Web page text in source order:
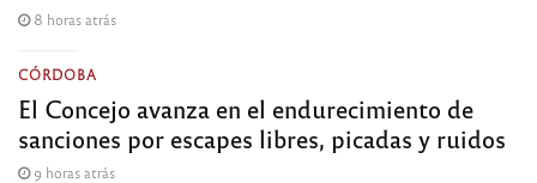
8 horas atrás
CÓRDOBA
El Concejo avanza en el endurecimiento de
sanciones por escapes libres, picadas y ruidos
9 horas atrás